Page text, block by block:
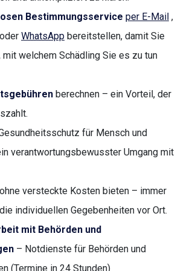
Bestimmungsservice per E-Mail ,
WhatsApp bereitstellen, damit Sie
mit welchem Schädling Sie es zu tun
berechnen – ein Vorteil, der
für Mensch und
verantwortungsbewusster Umgang mit
ohne versteckte Kosten bieten – immer
individuellen Gegebenheiten vor Ort.
mit Behörden und
– Notdienste für Behörden und
(Termine in 24 Stunden)